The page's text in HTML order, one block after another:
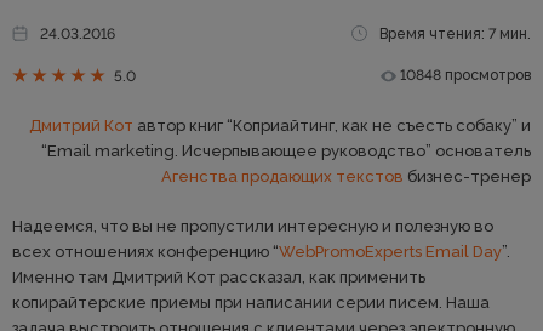
24.03.2016 Время чтения: 7 мин.
5.0 10848 просмотров
Дмитрий Кот автор книг “Коприайтинг, как не съесть собаку” и
“Email marketing. Исчерпывающее руководство” основатель
Агенства продающих текстов бизнес-тренер
Надеемся, что вы не пропустили интересную и полезную во
всех отношениях конференцию “WebPromoExperts Email Day”.
Именно там Дмитрий Кот рассказал, как применить
копирайтерские приемы при написании серии писем. Наша